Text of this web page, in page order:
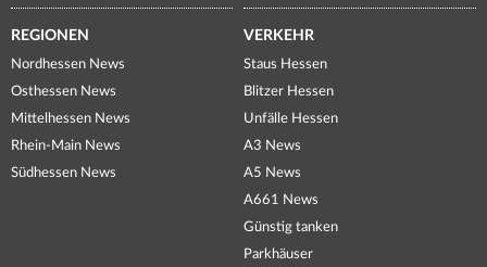
REGIONEN
Nordhessen News
Osthessen News
Mittelhessen News
Rhein-Main News
Südhessen News
VERKEHR
Staus Hessen
Blitzer Hessen
Unfälle Hessen
A3 News
A5 News
A661 News
Günstig tanken
Parkhäuser